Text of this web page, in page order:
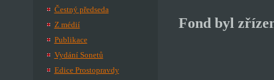
Čestný předseda
Z médií
Publikace
Vydání Sonetů
Edice Prostopravdy
Fond byl